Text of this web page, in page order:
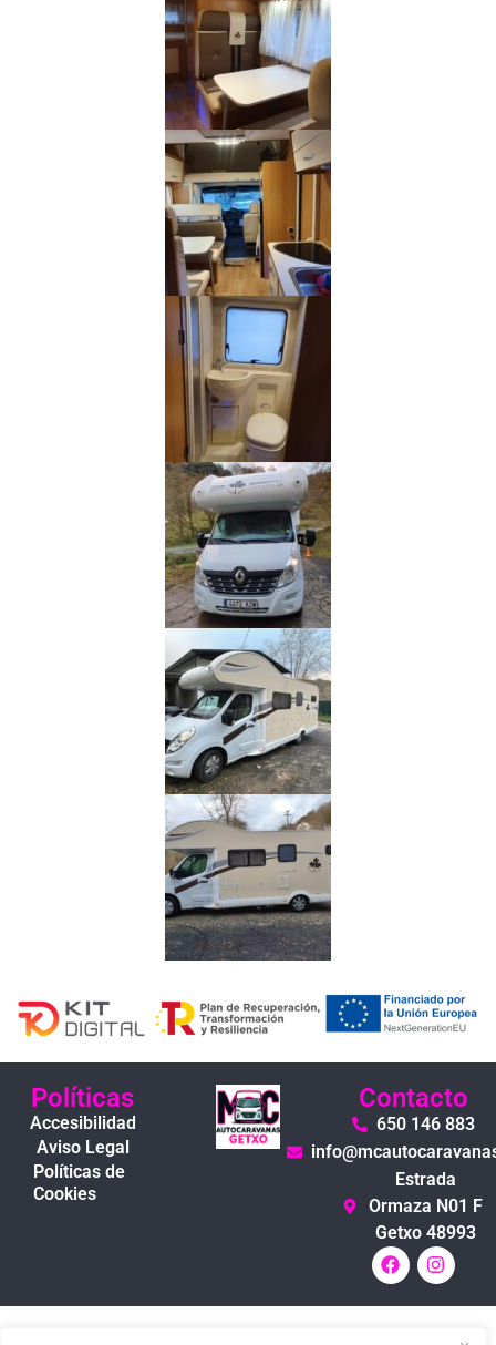
Políticas
Accesibilidad
Aviso Legal
Políticas de
Cookies
Contacto
650 146 883
Estrada
Ormaza N01 F
Getxo 48993